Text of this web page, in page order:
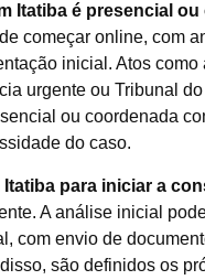
Itatiba é presencial ou
começar online, com
inicial. Atos como
urgente ou Tribunal
ou coordenada
do caso.
Itatiba para iniciar a
A análise inicial
com envio de
são definidos os